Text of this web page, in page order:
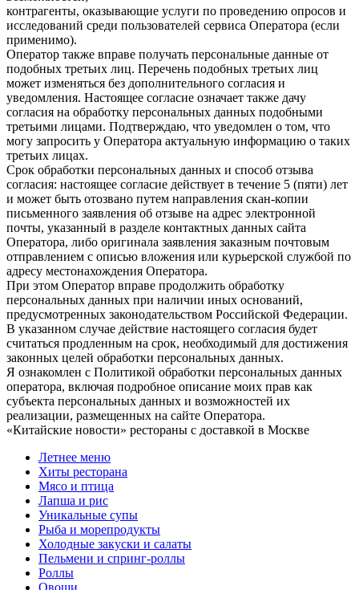
контрагенты, оказывающие услуги по проведению опросов и
исследований среди пользователей сервиса Оператора (если
применимо).
Оператор также вправе получать персональные данные от
подобных третьих лиц. Перечень подобных третьих лиц
может изменяться без дополнительного согласия и
уведомления. Настоящее согласие означает также дачу
согласия на обработку персональных данных подобными
третьими лицами. Подтверждаю, что уведомлен о том, что
могу запросить у Оператора актуальную информацию о таких
третьих лицах.
Срок обработки персональных данных и способ отзыва
согласия: настоящее согласие действует в течение 5 (пяти) лет
и может быть отозвано путем направления скан-копии
письменного заявления об отзыве на адрес электронной
почты, указанный в разделе контактных данных сайта
Оператора, либо оригинала заявления заказным почтовым
отправлением с описью вложения или курьерской службой по
адресу местонахождения Оператора.
При этом Оператор вправе продолжить обработку
персональных данных при наличии иных оснований,
предусмотренных законодательством Российской Федерации.
В указанном случае действие настоящего согласия будет
считаться продленным на срок, необходимый для достижения
законных целей обработки персональных данных.
Я ознакомлен с Политикой обработки персональных данных
оператора, включая подробное описание моих прав как
субъекта персональных данных и возможностей их
реализации, размещенных на сайте Оператора.
«Китайские новости» рестораны с доставкой в Москве
Летнее меню
Хиты ресторана
Мясо и птица
Лапша и рис
Уникальные супы
Рыба и морепродукты
Холодные закуски и салаты
Пельмени и спринг-роллы
Роллы
Овощи